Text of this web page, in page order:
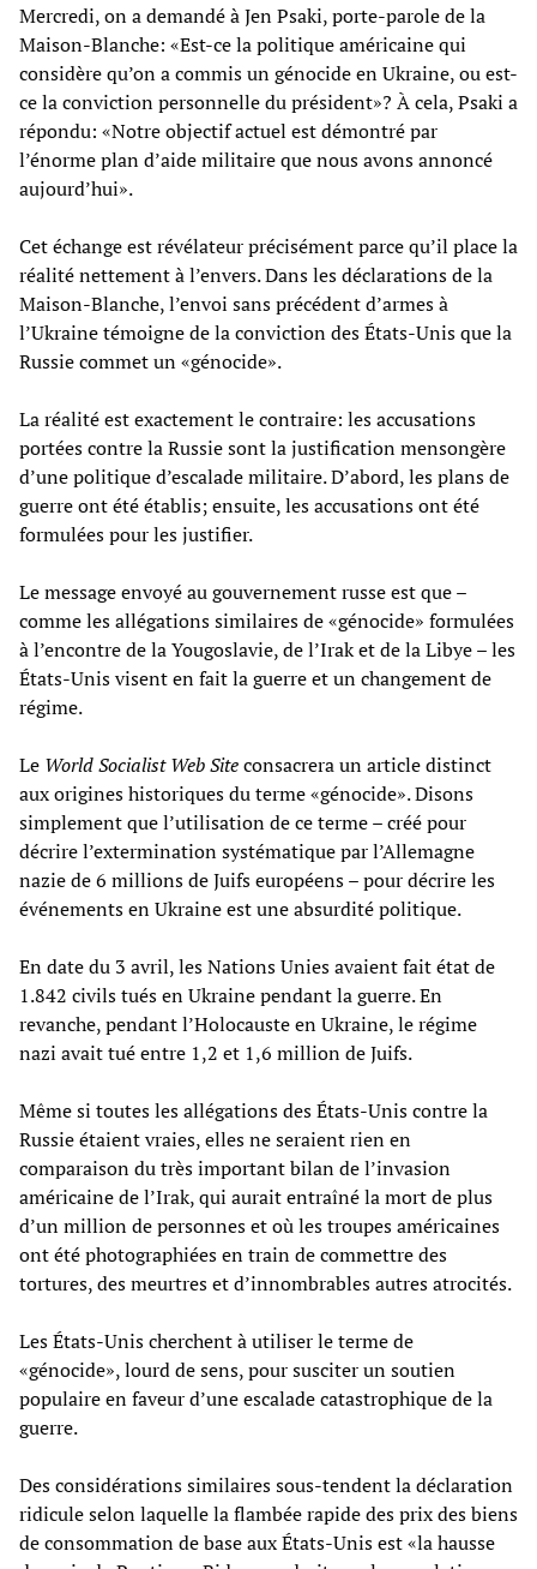
Mercredi, on a demandé à Jen Psaki, porte-parole de la
Maison-Blanche: «Est-ce la politique américaine qui
considère qu’on a commis un génocide en Ukraine, ou est-
ce la conviction personnelle du président»? À cela, Psaki a
répondu: «Notre objectif actuel est démontré par
l’énorme plan d’aide militaire que nous avons annoncé
aujourd’hui».
Cet échange est révélateur précisément parce qu’il place la
réalité nettement à l’envers. Dans les déclarations de la
Maison-Blanche, l’envoi sans précédent d’armes à
l’Ukraine témoigne de la conviction des États-Unis que la
Russie commet un «génocide».
La réalité est exactement le contraire: les accusations
portées contre la Russie sont la justification mensongère
d’une politique d’escalade militaire. D’abord, les plans de
guerre ont été établis; ensuite, les accusations ont été
formulées pour les justifier.
Le message envoyé au gouvernement russe est que –
comme les allégations similaires de «génocide» formulées
à l’encontre de la Yougoslavie, de l’Irak et de la Libye – les
États-Unis visent en fait la guerre et un changement de
régime.
Le World Socialist Web Siteconsacrera un article distinct
aux origines historiques du terme «génocide». Disons
simplement que l’utilisation de ce terme – créé pour
décrire l’extermination systématique par l’Allemagne
nazie de 6 millions de Juifs européens – pour décrire les
événements en Ukraine est une absurdité politique.
En date du 3 avril, les Nations Unies avaient fait état de
1.842 civils tués en Ukraine pendant la guerre. En
revanche, pendant l’Holocauste en Ukraine, le régime
nazi avait tué entre 1,2 et 1,6 million de Juifs.
Même si toutes les allégations des États-Unis contre la
Russie étaient vraies, elles ne seraient rien en
comparaison du très important bilan de l’invasion
américaine de l’Irak, qui aurait entraîné la mort de plus
d’un million de personnes et où les troupes américaines
ont été photographiées en train de commettre des
tortures, des meurtres et d’innombrables autres atrocités.
Les États-Unis cherchent à utiliser le terme de
«génocide», lourd de sens, pour susciter un soutien
populaire en faveur d’une escalade catastrophique de la
guerre.
Des considérations similaires sous-tendent la déclaration
ridicule selon laquelle la flambée rapide des prix des biens
de consommation de base aux États-Unis est «la hausse